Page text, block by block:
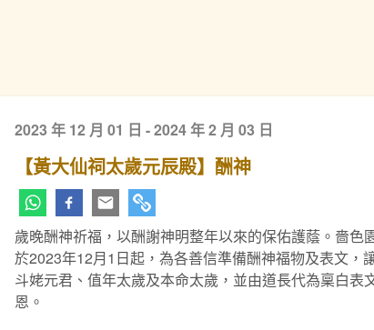
2023 年 12 月 01 日 - 2024 年 2 月 03 日
【黃大仙祠太歲元辰殿】酬神
歲晚酬神祈福，以酬謝神明整年以來的保佑護蔭。嗇色
於2023年12月1日起，為各善信準備酬神福物及表文，
斗姥元君、值年太歲及本命太歲，並由道長代為稟白表
恩。